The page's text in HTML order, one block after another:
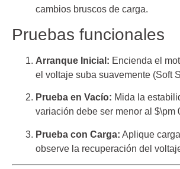
cambios bruscos de carga.
Pruebas funcionales
Arranque Inicial: Encienda el
el voltaje suba suavemente (Soft
Prueba en Vacío: Mida la
variación debe ser menor al $\pm
Prueba con Carga: Aplique
observe la recuperación del